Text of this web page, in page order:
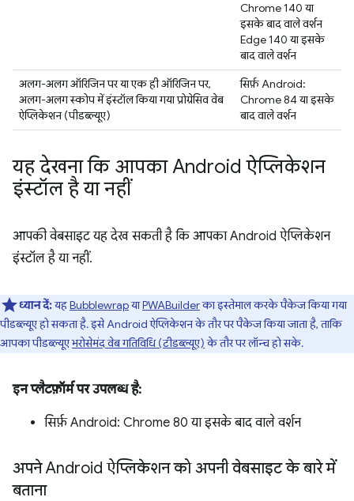
Chrome 140 या
इसके बाद वाले वर्शन
Edge 140 या इसके
बाद वाले वर्शन
अलग-अलग ऑरिजिन पर या एक ही ऑरिजिन पर,
अलग-अलग स्कोप में इंस्टॉल किया गया प्रोग्रेसिव वेब
ऐप्लिकेशन (पीडब्ल्यूए)
सिर्फ़ Android:
Chrome 84 या इसके
बाद वाले वर्शन
यह देखना कि आपका Android ऐप्लिकेशन
इंस्टॉल है या नहीं
आपकी वेबसाइट यह देख सकती है कि आपका Android ऐप्लिकेशन
इंस्टॉल है या नहीं.
ध्यान दें:यहBubblewrapयाPWABuilderका इस्तेमाल करके पैकेज किया गया
पीडब्ल्यूए हो सकता है. इसे Android ऐप्लिकेशन के तौर पर पैकेज किया जाता है, ताकि
आपका पीडब्ल्यूएभरोसेमंद वेब गतिविधि (टीडब्ल्यूए)के तौर पर लॉन्च हो सके.
इन प्लैटफ़ॉर्म पर उपलब्ध है:
सिर्फ़ Android: Chrome 80 या इसके बाद वाले वर्शन
अपने Android ऐप्लिकेशन को अपनी वेबसाइट के बारे में
बताना